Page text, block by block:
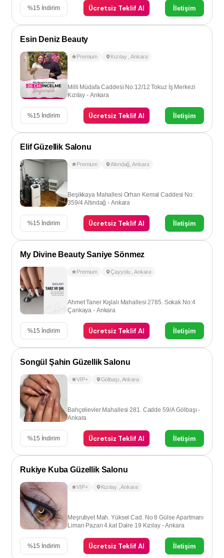
%15 İndirim Ücretsiz Teklif Al İletişim
Esin Deniz Beauty
Premium Kızılay ,Ankara
Milli Müdafa Caddesi No:12/12 Tokuz İş Merkezi
Kızılay - Ankara
%15 İndirim Ücretsiz Teklif Al İletişim
Elif Güzellik Salonu
Premium Altındağ ,Ankara
Beşikkaya Mahallesi Orhan Kemal Caddesi No:
359/4 Altındağ - Ankara
%15 İndirim Ücretsiz Teklif Al İletişim
My Divine Beauty Saniye Sönmez
Premium Çayyolu ,Ankara
Ahmet Taner Kışlalı Mahallesi 2785. Sokak No:4
Çankaya - Ankara
%15 İndirim Ücretsiz Teklif Al İletişim
Songül Şahin Güzellik Salonu
VIP+ Gölbaşı Ankara
Bahçelievler Mahallesi 281. Cadde 59/A Gölbaşı -
Ankara
%15 İndirim Ücretsiz Teklif Al İletişim
Rukiye Kuba Güzellik Salonu
VIP+ Kızılay ,Ankara
Meşrutiyet Mah. Yüksel Cad. No 8 Gülse Apartmanı
Liman Pazarı 4.kat Daire 19 Kızılay - Ankara
%15 İndirim Ücretsiz Teklif Al İletişim